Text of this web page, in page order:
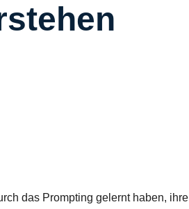
das Prompting gelernt haben, ihre